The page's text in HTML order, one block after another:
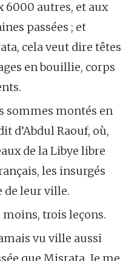
6000 autres, et aux
passées ; et
cela veut dire têtes
en bouillie, corps
sommes montés en
d’Abdul Raouf, où,
de la Libye libre
les insurgés
de leur ville.
trois leçons.
vu ville aussi
que Misrata. Je me